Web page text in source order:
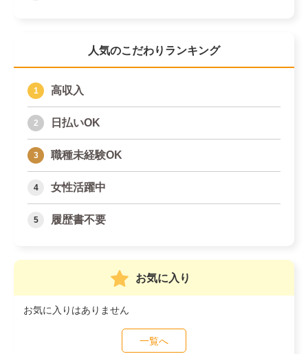
人気のこだわりランキング
高収入
日払いOK
職種未経験OK
女性活躍中
履歴書不要
お気に入り
お気に入りはありません
一覧へ